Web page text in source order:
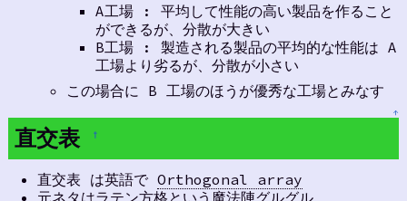
A工場 : 平均して性能の高い製品を作ること
ができるが、分散が大きい
B工場 : 製造される製品の平均的な性能は A
工場より劣るが、分散が小さい
この場合に B 工場のほうが優秀な工場とみなす
↑
直交表 †
直交表 は英語で Orthogonal array